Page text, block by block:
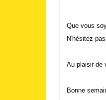
Que vous
N'hésitez
Au plaisir de
Bonne